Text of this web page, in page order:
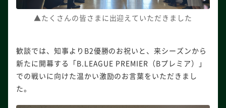
▲たくさんの皆さまに出迎えていただきました
歓談では、知事よりB2優勝のお祝いと、来シーズンから
新たに開幕する「B.LEAGUE PREMIER（Bプレミア）」
での戦いに向けた温かい激励のお言葉をいただきまし
た。